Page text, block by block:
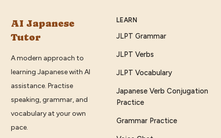
AI Japanese
Tutor
A modern approach to
learning Japanese with AI
assistance. Practise
speaking, grammar, and
vocabulary at your own
pace.
LEARN
JLPT Grammar
JLPT Verbs
JLPT Vocabulary
Japanese Verb Conjugation
Practice
Grammar Practice